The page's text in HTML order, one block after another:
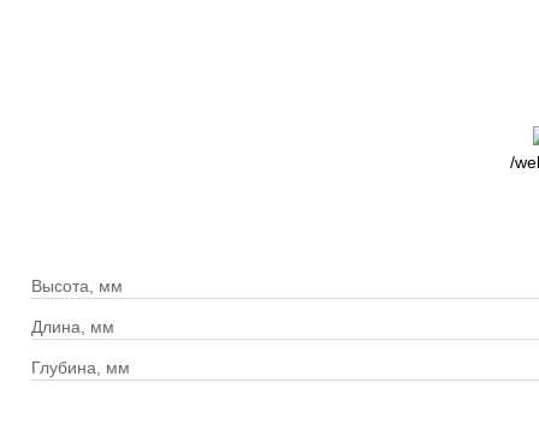
/
Высота, мм
Длина, мм
Глубина, мм